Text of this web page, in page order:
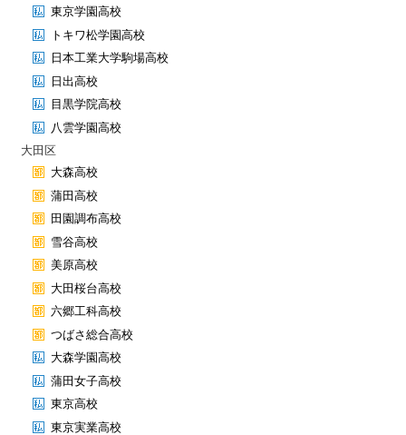
東京学園高校
トキワ松学園高校
日本工業大学駒場高校
日出高校
目黒学院高校
八雲学園高校
大田区
大森高校
蒲田高校
田園調布高校
雪谷高校
美原高校
大田桜台高校
六郷工科高校
つばさ総合高校
大森学園高校
蒲田女子高校
東京高校
東京実業高校